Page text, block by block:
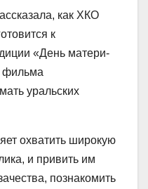
как ХКО
к
«День матери-
фильма
уральских
охватить широкую
и привить им
познакомить